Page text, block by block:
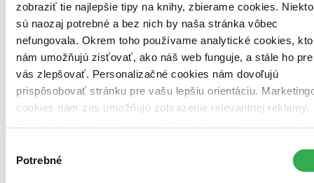
zobraziť tie najlepšie tipy na knihy, zbierame cookies.
sú naozaj potrebné a bez nich by naša stránka vôbec
nefungovala. Okrem toho používame analytické cookies,
nám umožňujú zisťovať, ako náš web funguje, a stále ho pre
vás zlepšovať. Personalizačné cookies nám dovoľujú
prispôsobovať stránku pre vašu lepšiu orientáciu.
cookies nám zas umožňujú zobrazenie relevantnej reklamy.
Ďakujeme!
súhlasu
Potrebné